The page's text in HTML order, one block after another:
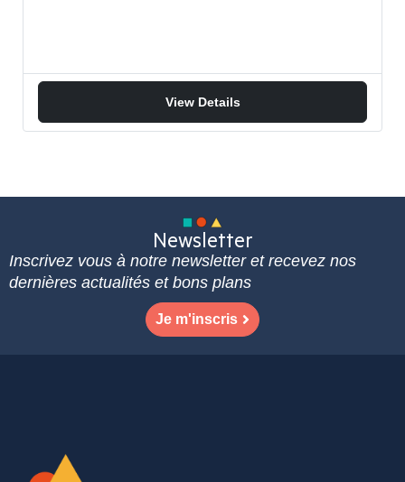
View Details
Newsletter
Inscrivez vous à notre newsletter et recevez nos
dernières actualités et bons plans
Je m'inscris